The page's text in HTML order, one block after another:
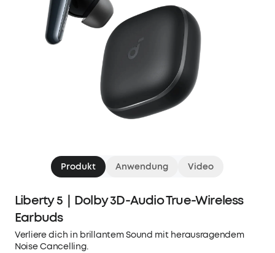
Produkt Anwendung Video
Liberty 5｜Dolby 3D-Audio True-Wireless
Earbuds
Verliere dich in brillantem Sound mit herausragendem
Noise Cancelling.